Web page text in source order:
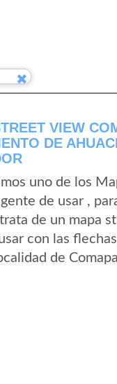
VIEW
DE
uno de los
gente de usar ,
de un mapa
con las
de